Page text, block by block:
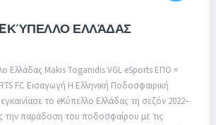
EΚΎΠΕΛΛΟ ΕΛΛΆΔΑΣ
Ελλάδας Makis Toganidis VGL eSports ΕΠΟ ×
FC Εισαγωγή Η Ελληνική Ποδοσφαιρική
το eΚύπελλο Ελλάδας τη σεζόν 2022–
την παράδοση του ποδοσφαίρου με τις